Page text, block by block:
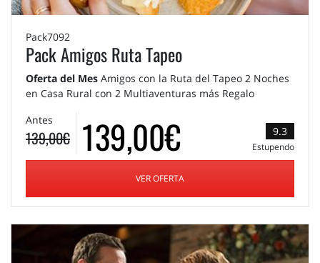
Pack7092
Pack Amigos Ruta Tapeo
Oferta del Mes Amigos con la Ruta del Tapeo 2 Noches
en Casa Rural con 2 Multiaventuras más Regalo
Antes
139,00€ 139,00€ 9.3
Estupendo
VER OFERTA